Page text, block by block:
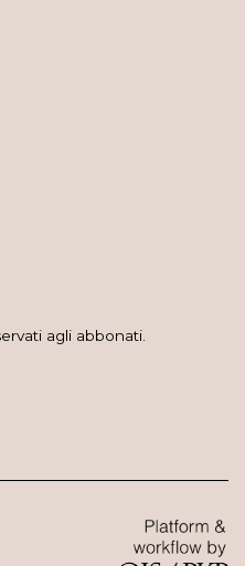
agli abbonati.